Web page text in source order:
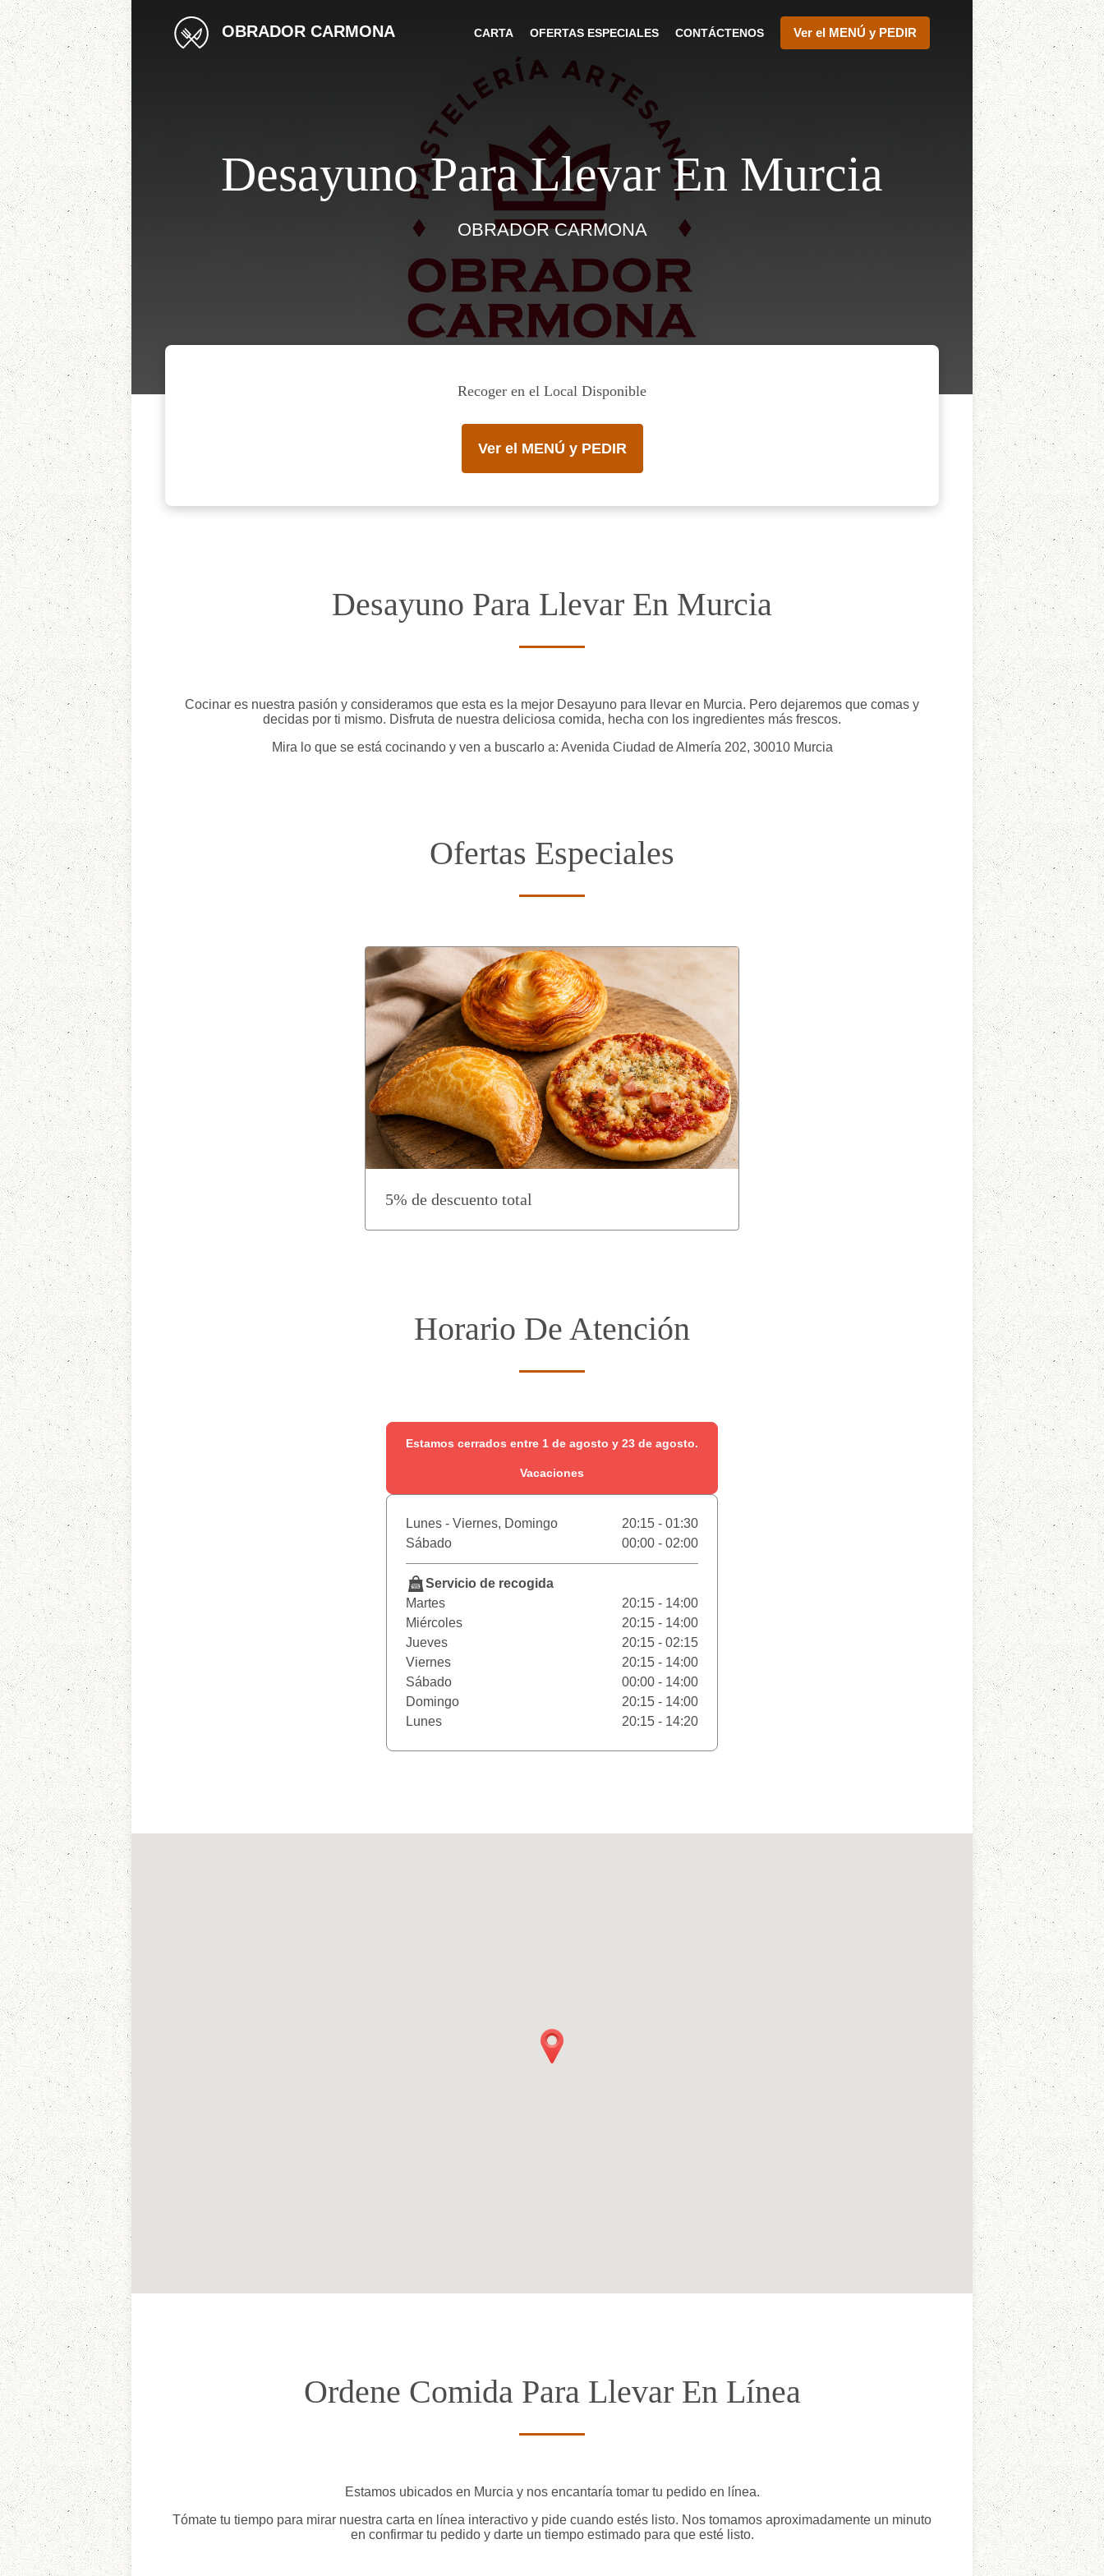
OBRADOR CARMONA CARTA OFERTAS ESPECIALES CONTÁCTENOS Ver el MENÚ y PEDIR
Desayuno Para Llevar En Murcia
OBRADOR CARMONA
Recoger en el Local Disponible
Ver el MENÚ y PEDIR
Desayuno Para Llevar En Murcia
Cocinar es nuestra pasión y consideramos que esta es la mejor Desayuno para llevar en Murcia. Pero dejaremos que comas y
decidas por ti mismo. Disfruta de nuestra deliciosa comida, hecha con los ingredientes más frescos.
Mira lo que se está cocinando y ven a buscarlo a: Avenida Ciudad de Almería 202, 30010 Murcia
Ofertas Especiales
5% de descuento total
Horario De Atención
Estamos cerrados entre 1 de agosto y 23 de agosto.
Vacaciones
Lunes - Viernes, Domingo
20:15 - 01:30
Sábado
00:00 - 02:00
Servicio de recogida
Martes
20:15 - 14:00
Miércoles
20:15 - 14:00
Jueves
20:15 - 02:15
Viernes
20:15 - 14:00
Sábado
00:00 - 14:00
Domingo
20:15 - 14:00
Lunes
20:15 - 14:20
Ordene Comida Para Llevar En Línea
Estamos ubicados en Murcia y nos encantaría tomar tu pedido en línea.
Tómate tu tiempo para mirar nuestra carta en línea interactivo y pide cuando estés listo. Nos tomamos aproximadamente un minuto
en confirmar tu pedido y darte un tiempo estimado para que esté listo.